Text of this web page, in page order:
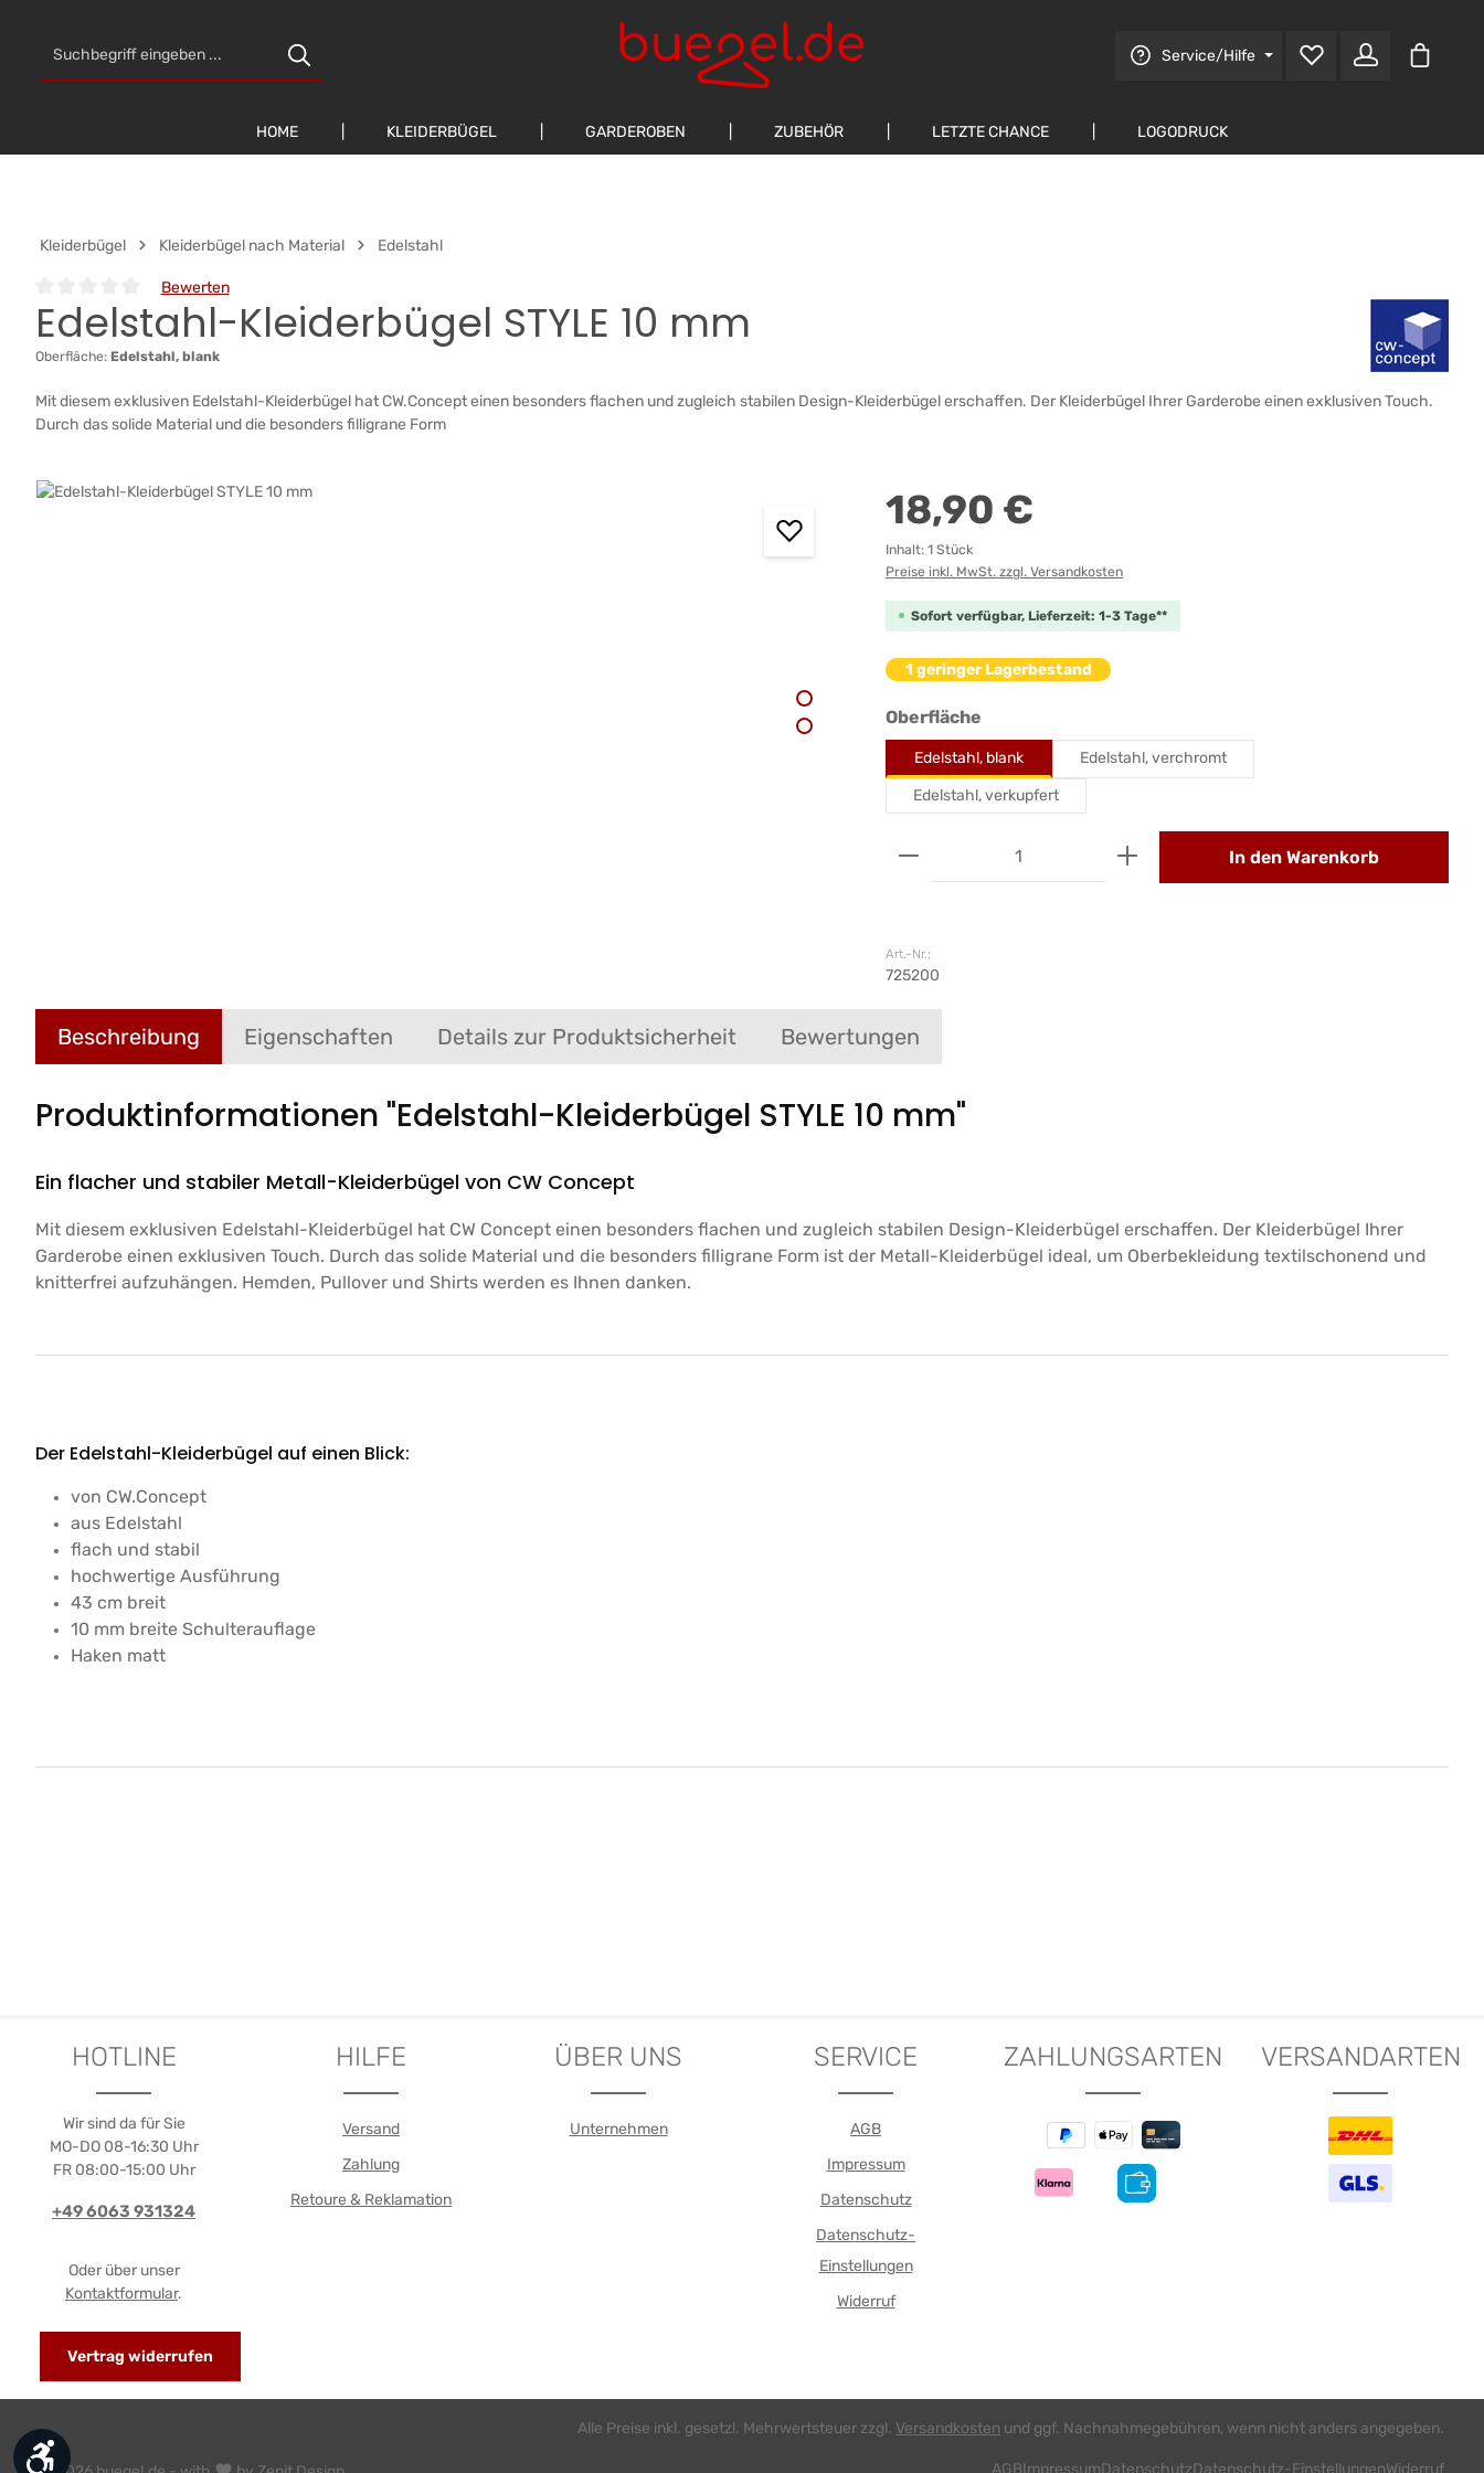
Service/Hilfe
HOME KLEIDERBÜGEL GARDEROBEN ZUBEHÖR LETZTE CHANCE LOGODRUCK
Kleiderbügel Kleiderbügel nach Material Edelstahl
Durchschnittliche Bewertung von 0 von 5 Sternen
Bewerten
Edelstahl-Kleiderbügel STYLE 10 mm
Oberfläche: Edelstahl, blank
Mit diesem exklusiven Edelstahl-Kleiderbügel hat CW.Concept einen besonders flachen und zugleich stabilen Design-Kleiderbügel erschaffen. Der Kleiderbügel Ihrer Garderobe einen exklusiven Touch.
Durch das solide Material und die besonders filligrane Form
Bildergalerie überspringen Regulärer Preis:
18,90 €
Inhalt: 1 Stück
Preise inkl. MwSt. zzgl. Versandkosten
Sofort verfügbar, Lieferzeit: 1-3 Tage**
1 geringer Lagerbestand
Oberfläche
Edelstahl, blank
Edelstahl, verchromt
Edelstahl, verkupfert
Produkt Anzahl: Gib den gewünschten Wert
In den Warenkorb
Art.-Nr.:
725200
Beschreibung Eigenschaften Details zur Produktsicherheit Bewertungen
Produktinformationen "Edelstahl-Kleiderbügel STYLE 10 mm"
Ein flacher und stabiler Metall-Kleiderbügel von CW Concept
Mit diesem exklusiven Edelstahl-Kleiderbügel hat CW Concept einen besonders flachen und zugleich stabilen Design-Kleiderbügel erschaffen. Der Kleiderbügel Ihrer
Garderobe einen exklusiven Touch. Durch das solide Material und die besonders filligrane Form ist der Metall-Kleiderbügel ideal, um Oberbekleidung textilschonend und
knitterfrei aufzuhängen. Hemden, Pullover und Shirts werden es Ihnen danken.
Der Edelstahl-Kleiderbügel auf einen Blick:
von CW.Concept
aus Edelstahl
flach und stabil
hochwertige Ausführung
43 cm breit
10 mm breite Schulterauflage
Haken matt
HOTLINE
Wir sind da für Sie
MO-DO 08-16:30 Uhr
FR 08:00-15:00 Uhr
+49 6063 931324
Oder über unser
Kontaktformular.
Vertrag widerrufen
HILFE
Versand
Zahlung
Retoure & Reklamation
ÜBER UNS
Unternehmen
SERVICE
AGB
Impressum
Datenschutz
Datenschutz-
Einstellungen
Widerruf
ZAHLUNGSARTEN VERSANDARTEN
Alle Preise inkl. gesetzl. Mehrwertsteuer zzgl. Versandkosten und ggf. Nachnahmegebühren, wenn nicht anders angegeben.
Werkzeugleiste anzeigen